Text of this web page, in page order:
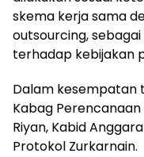
skema kerja sama
outsourcing,
terhadap kebijakan
Dalam kesempatan
Kabag Perencanaan
Riyan, Kabid
Protokol Zurkarnain.